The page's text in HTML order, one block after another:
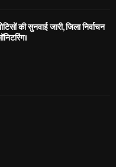
की सुनवाई जारी, जिला निर्वाचन